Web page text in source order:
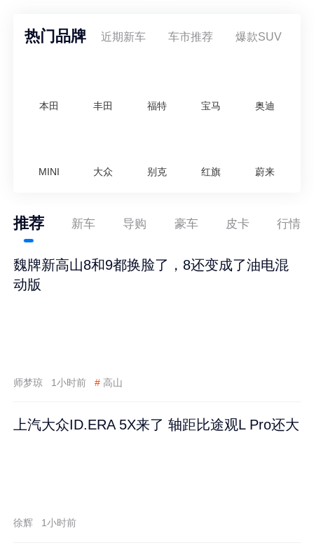
热门品牌 近期新车 车市推荐 爆款SUV
本田 丰田 福特 宝马 奥迪
MINI 大众 别克 红旗 蔚来
推荐 新车 导购 豪车 皮卡 行情
魏牌新高山8和9都换脸了，8还变成了油电混
动版
师梦琼 1小时前 # 高山
上汽大众ID.ERA 5X来了 轴距比途观L Pro还大
徐辉 1小时前